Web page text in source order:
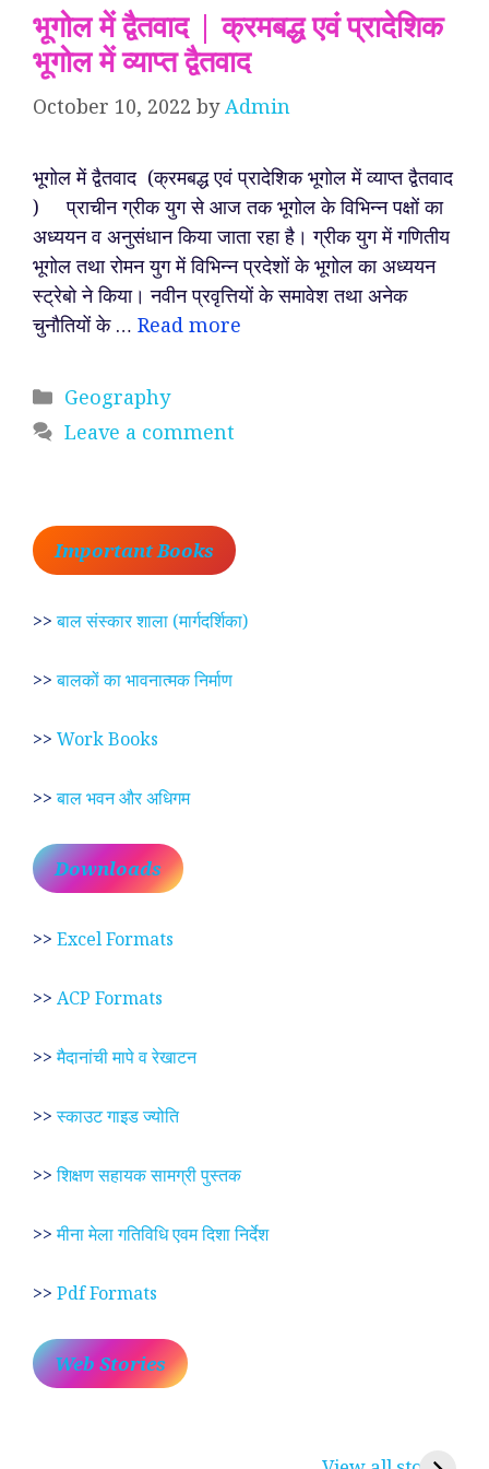
भूगोल में द्वैतवाद | क्रमबद्ध एवं प्रादेशिक
भूगोल में व्याप्त द्वैतवाद
October 10, 2022 byAdmin
भूगोल में द्वैतवाद (क्रमबद्ध एवं प्रादेशिक भूगोल में व्याप्त द्वैतवाद
) प्राचीन ग्रीक युग से आज तक भूगोल के विभिन्न पक्षों का
अध्ययन व अनुसंधान किया जाता रहा है। ग्रीक युग में गणितीय
भूगोल तथा रोमन युग में विभिन्न प्रदेशों के भूगोल का अध्ययन
स्ट्रेबो ने किया। नवीन प्रवृत्तियों के समावेश तथा अनेक
चुनौतियों के … Read more
Categories
Geography
Leave a comment
Important Books
>>बाल संस्कार शाला (मार्गदर्शिका)
>>बालकों का भावनात्मक निर्माण
>> Work Books
>>बाल भवन और अधिगम
Downloads
>> Excel Formats
>> ACP Formats
>>मैदानांची मापे व रेखाटन
>>स्काउट गाइड ज्योति
>>शिक्षण सहायक सामग्री पुस्तक
>>मीना मेला गतिविधि एवम दिशा निर्देश
>> Pdf Formats
Web Stories
रामसा पीर, रुणेचा रा